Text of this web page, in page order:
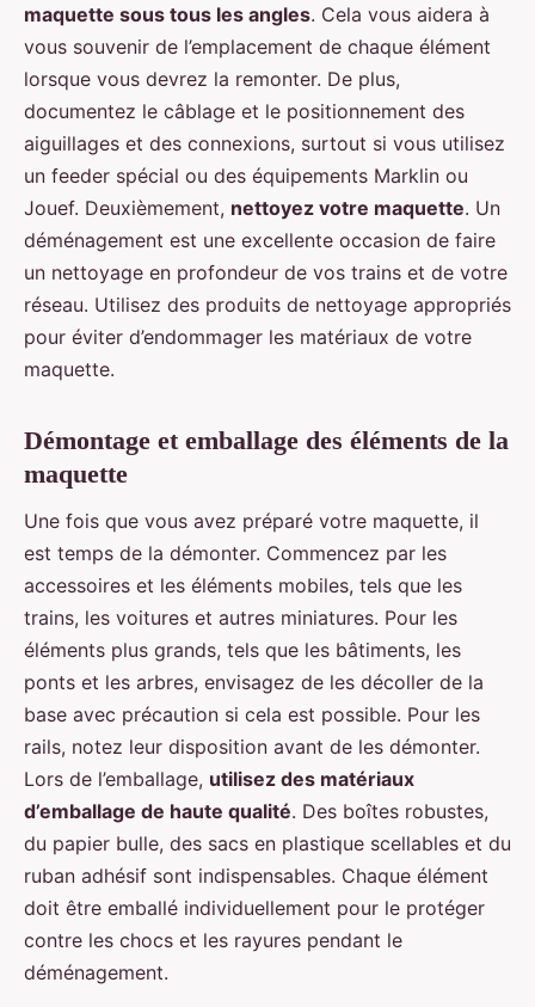
maquette sous tous les angles. Cela vous aidera à
vous souvenir de l’emplacement de chaque élément
lorsque vous devrez la remonter. De plus,
documentez le câblage et le positionnement des
aiguillages et des connexions, surtout si vous utilisez
un feeder spécial ou des équipements Marklin ou
Jouef. Deuxièmement, nettoyez votre maquette. Un
déménagement est une excellente occasion de faire
un nettoyage en profondeur de vos trains et de votre
réseau. Utilisez des produits de nettoyage appropriés
pour éviter d’endommager les matériaux de votre
maquette.
Démontage et emballage des éléments de la
maquette
Une fois que vous avez préparé votre maquette, il
est temps de la démonter. Commencez par les
accessoires et les éléments mobiles, tels que les
trains, les voitures et autres miniatures. Pour les
éléments plus grands, tels que les bâtiments, les
ponts et les arbres, envisagez de les décoller de la
base avec précaution si cela est possible. Pour les
rails, notez leur disposition avant de les démonter.
Lors de l’emballage, utilisez des matériaux
d’emballage de haute qualité. Des boîtes robustes,
du papier bulle, des sacs en plastique scellables et du
ruban adhésif sont indispensables. Chaque élément
doit être emballé individuellement pour le protéger
contre les chocs et les rayures pendant le
déménagement.